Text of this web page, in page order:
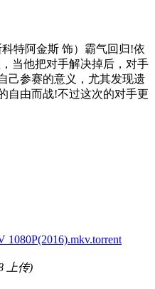
特阿金斯 饰）霸气回归!依
当他把对手解决掉后，对手
己参赛的意义，尤其发现遗
自由而战!不过这次的对手更
1080P(2016).mkv.torrent
上传)